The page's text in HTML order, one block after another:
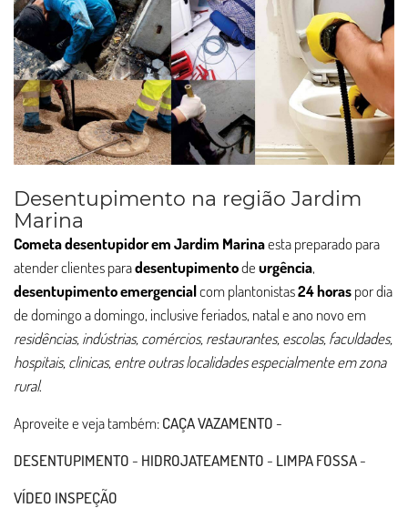
Desentupimento na região Jardim
Marina
Cometa desentupidor em Jardim Marinaesta preparado para
atender clientes paradesentupimentodeurgência,
desentupimentoemergencialcom plantonistas24 horaspor dia
de domingo a domingo, inclusive feriados, natal e ano novo em
residências, indústrias, comércios, restaurantes, escolas, faculdades,
hospitais, clinicas, entre outras localidades especialmente em zona
rural.
Aproveite e veja também:CAÇA VAZAMENTO -
DESENTUPIMENTO - HIDROJATEAMENTO - LIMPA FOSSA-
VÍDEO INSPEÇÃO